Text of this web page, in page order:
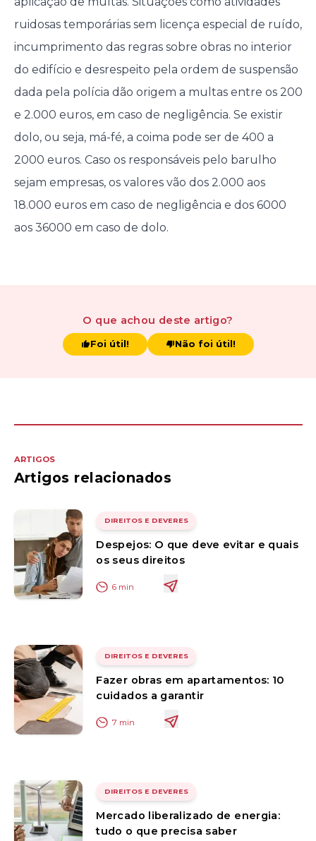
ruidosas temporárias sem licença especial de ruído,
incumprimento das regras sobre obras no interior
do edifício e desrespeito pela ordem de suspensão
dada pela polícia dão origem a multas entre os 200
e 2.000 euros, em caso de negligência. Se existir
dolo, ou seja, má-fé, a coima pode ser de 400 a
2000 euros. Caso os responsáveis pelo barulho
sejam empresas, os valores vão dos 2.000 aos
18.000 euros em caso de negligência e dos 6000
aos 36000 em caso de dolo.
O que achou deste artigo?
Foi útil! Não foi útil!
ARTIGOS
Artigos relacionados
DIREITOS E DEVERES
Despejos: O que deve evitar e quais
os seus direitos
6 min
DIREITOS E DEVERES
Fazer obras em apartamentos: 10
cuidados a garantir
7 min
DIREITOS E DEVERES
Mercado liberalizado de energia:
tudo o que precisa saber